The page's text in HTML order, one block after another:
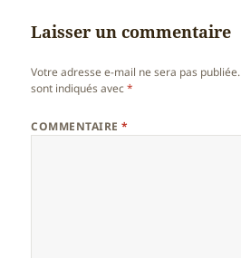
Laisser un commentaire
Votre adresse e-mail ne sera pas publiée.
sont indiqués avec*
COMMENTAIRE*